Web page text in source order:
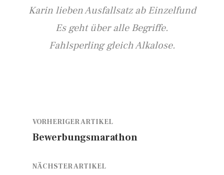
Karin lieben Ausfallsatz ab Einzelfund
Es geht über alle Begriffe.
Fahlsperling gleich Alkalose.
VORHERIGER ARTIKEL
Bewerbungsmarathon
NÄCHSTER ARTIKEL